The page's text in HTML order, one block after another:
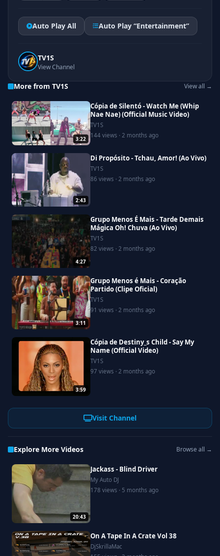
Auto Play All Auto Play “Entertainment”
TV1S
View Channel
More from TV1S View all →
3:22
Cópia de Silentó - Watch Me (Whip
Nae Nae) (Official Music Video)
TV1S
144 views · 2 months ago
2:43
Di Propósito - Tchau, Amor! (Ao Vivo)
TV1S
86 views · 2 months ago
4:27
Grupo Menos É Mais - Tarde Demais
Mágica Oh! Chuva (Ao Vivo)
TV1S
82 views · 2 months ago
3:11
Grupo Menos é Mais - Coração
Partido (Clipe Oficial)
TV1S
91 views · 2 months ago
3:59
Cópia de Destiny_s Child - Say My
Name (Official Video)
TV1S
97 views · 2 months ago
Visit Channel
Explore More Videos Browse all →
20:43
Jackass - Blind Driver
My Auto DJ
178 views · 5 months ago
On A Tape In A Crate Vol 38
DjSkrillaMac